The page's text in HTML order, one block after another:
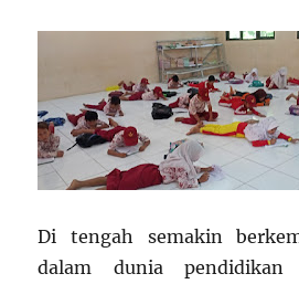
Di tengah semakin
dalam dunia pendidikan